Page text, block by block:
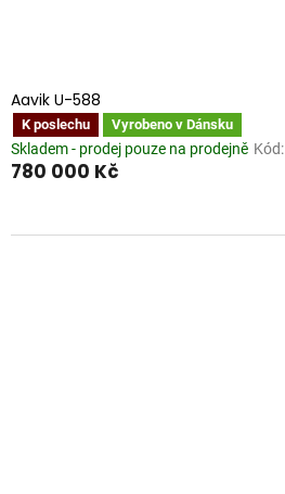
Aavik U-588
K poslechu Vyrobeno v Dánsku
Skladem - prodej pouze na prodejně Kód:
780 000 Kč